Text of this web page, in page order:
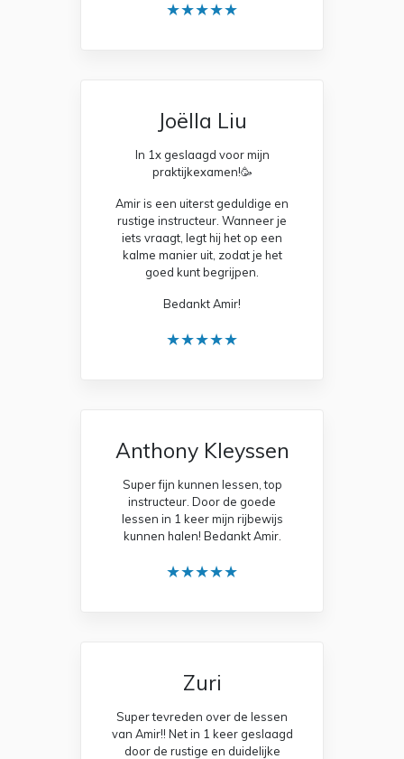
★★★★★
Joëlla Liu
In 1x geslaagd voor mijn
praktijkexamen!🥳
Amir is een uiterst geduldige en
rustige instructeur. Wanneer je
iets vraagt, legt hij het op een
kalme manier uit, zodat je het
goed kunt begrijpen.
Bedankt Amir!
★★★★★
Anthony Kleyssen
Super fijn kunnen lessen, top
instructeur. Door de goede
lessen in 1 keer mijn rijbewijs
kunnen halen! Bedankt Amir.
★★★★★
Zuri
Super tevreden over de lessen
van Amir!! Net in 1 keer geslaagd
door de rustige en duidelijke